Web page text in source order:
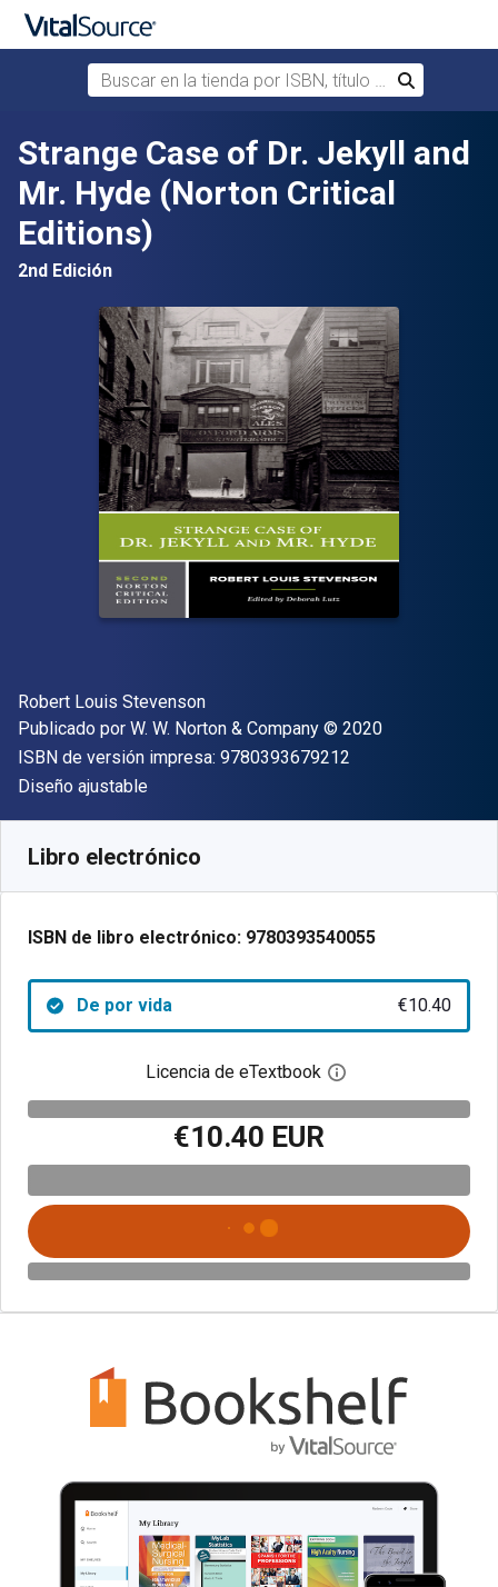
Buscar en la tienda por ISBN, título o autor
Buscar
Strange Case of Dr. Jekyll and
Mr. Hyde (Norton Critical
Editions)
2nd Edición
Autor(es)
Robert Louis Stevenson
Editorial
Publicado por W. W. Norton & Company Copyright
© 2020
ISBN de versión impresa: 9780393679212
Formato
Diseño ajustable
Libro electrónico
ISBN de libro electrónico: 9780393540055
De por vida €10.40
Licencia de eTextbook Abre el cuadro de
€10.40 EUR